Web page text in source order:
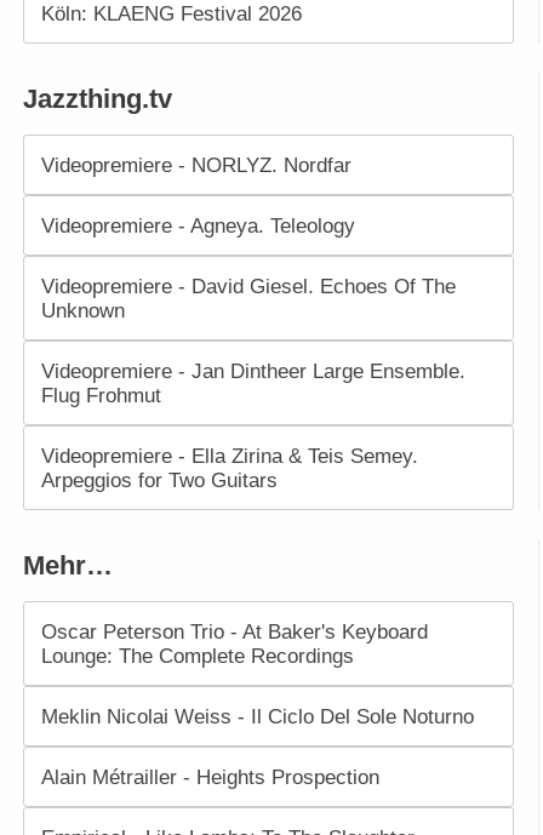
Köln: KLAENG Festival 2026
Jazzthing.tv
Videopremiere - NORLYZ. Nordfar
Videopremiere - Agneya. Teleology
Videopremiere - David Giesel. Echoes Of The
Unknown
Videopremiere - Jan Dintheer Large Ensemble.
Flug Frohmut
Videopremiere - Ella Zirina & Teis Semey.
Arpeggios for Two Guitars
Mehr…
Oscar Peterson Trio - At Baker's Keyboard
Lounge: The Complete Recordings
Meklin Nicolai Weiss - Il Ciclo Del Sole Noturno
Alain Métrailler - Heights Prospection